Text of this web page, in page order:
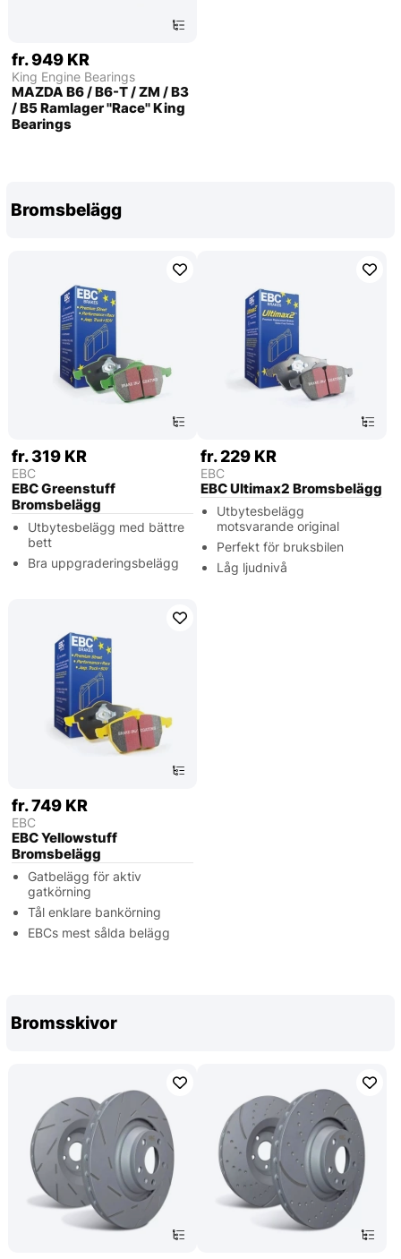
fr. 949 KR
King Engine Bearings
MAZDA B6 / B6-T / ZM / B3
/ B5 Ramlager ''Race'' King
Bearings
Bromsbelägg
fr. 319 KR
EBC
EBC Greenstuff
Bromsbelägg
Utbytesbelägg med bättre
bett
Bra uppgraderingsbelägg
fr. 229 KR
EBC
EBC Ultimax2 Bromsbelägg
Utbytesbelägg
motsvarande original
Perfekt för bruksbilen
Låg ljudnivå
fr. 749 KR
EBC
EBC Yellowstuff
Bromsbelägg
Gatbelägg för aktiv
gatkörning
Tål enklare bankörning
EBCs mest sålda belägg
Bromsskivor